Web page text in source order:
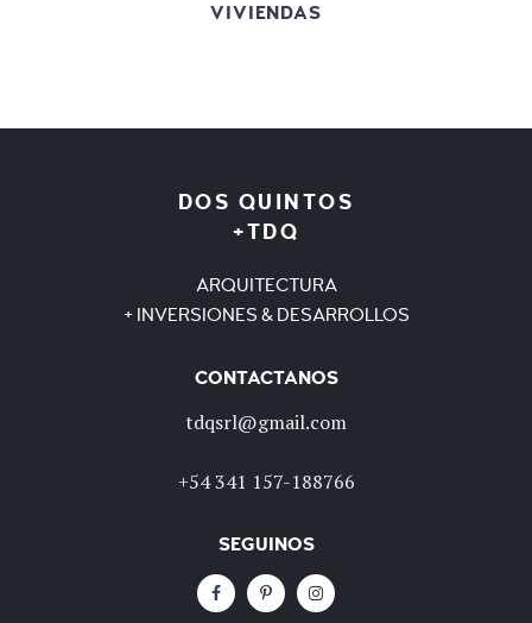
VIVIENDAS
DOS QUINTOS
+TDQ
ARQUITECTURA
+ INVERSIONES & DESARROLLOS
CONTACTANOS
tdqsrl@gmail.com
+54 341 157-188766
SEGUINOS